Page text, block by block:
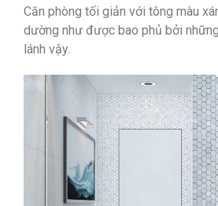
Căn phòng tối giản với tông màu
dường như được bao phủ bởi
lánh vậy.